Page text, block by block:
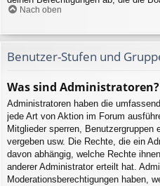
Nach oben
Benutzer-Stufen und
Was sind Administratoren?
Administratoren haben die
jede Art von Aktion im Forum
Mitglieder sperren, Benutzergruppen
vergeben usw. Die Rechte, die ein
davon abhängig, welche Rechte
anderer Administrator erteilt hat.
Moderationsberechtigungen haben,